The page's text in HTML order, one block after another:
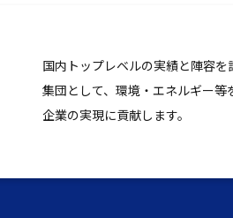
国内トップレベルの実績と陣容
集団として、環境・エネルギー等
企業の実現に貢献します。